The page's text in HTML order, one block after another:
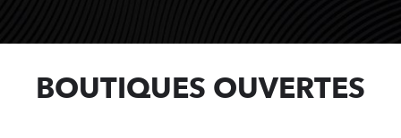
Recettes
BOUTIQUES OUVERTES